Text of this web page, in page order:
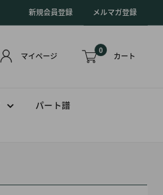
新規会員登録 メルマガ登録
マイページ
0
カート
パート譜